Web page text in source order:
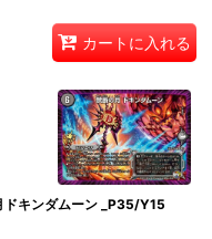
カートに入れる
ドキンダムーン _P35/Y15